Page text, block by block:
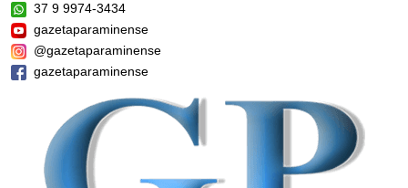
37 9 9974-3434
gazetaparaminense
@gazetaparaminense
gazetaparaminense